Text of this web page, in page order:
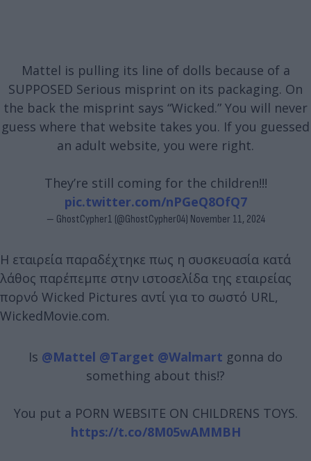
Mattel is pulling its line of dolls because of a
SUPPOSED Serious misprint on its packaging. On
the back the misprint says “Wicked.” You will never
guess where that website takes you. If you guessed
an adult website, you were right.
They’re still coming for the children!!!
pic.twitter.com/nPGeQ8OfQ7
— GhostCypher1 (@GhostCypher04) November 11, 2024
Η εταιρεία παραδέχτηκε πως η συσκευασία κατά
λάθος παρέπεμπε στην ιστοσελίδα της εταιρείας
πορνό Wicked Pictures αντί για το σωστό URL,
WickedMovie.com.
Is @Mattel @Target @Walmart gonna do
something about this!?
You put a PORN WEBSITE ON CHILDRENS TOYS.
https://t.co/8M05wAMMBH